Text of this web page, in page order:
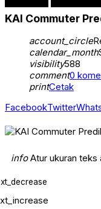
Covid-19
Featured
Jurnal
JURNAL
KHASANAH
KIPRAH
Klaten
Klaten Terkini
KULINER
News
PAGELARAN
Persyarikatan
KAI Commuter
account_circle
calendar_month
visibility588
comment0
printCetak
FacebookTwitter
infoAtur ukuran teks